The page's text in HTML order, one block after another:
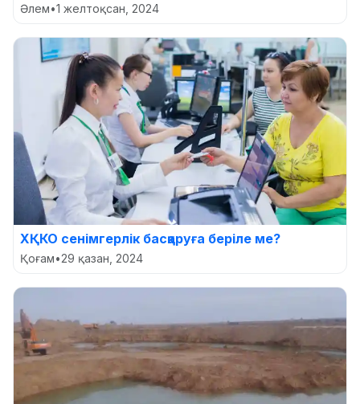
Әлем•1 желтоқсан, 2024
ХҚКО сенімгерлік басқаруға беріле ме?
Қоғам•29 қазан, 2024